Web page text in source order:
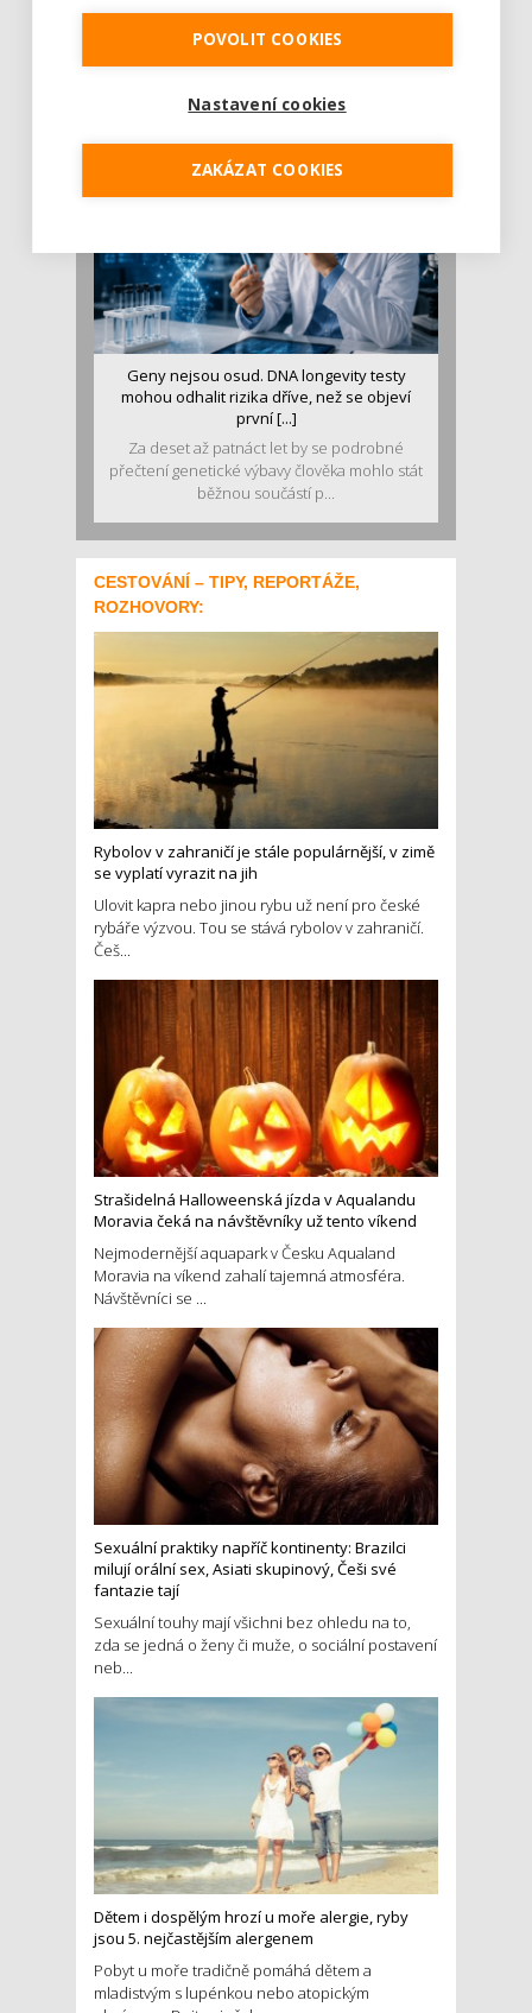
Je jen pro sportovce, přiberu po něm a ve
stravě ho mám dostatek. Znáte nejčastějš [...]
Pojem protein již nějakou dobu rezonuje
se o ně...
Geny nejsou osud. DNA longevity testy
mohou odhalit rizika dříve, než se objeví
první [...]
Za deset až patnáct let by se podrobné
přečtení genetické výbavy člověka mohlo stát
běžnou součástí p...
CESTOVÁNÍ – TIPY, REPORTÁŽE,
ROZHOVORY:
Rybolov v zahraničí je stále populárnější, v zimě
se vyplatí vyrazit na jih
Ulovit kapra nebo jinou rybu už není pro české
rybáře výzvou. Tou se stává rybolov v zahraničí.
Češ...
Strašidelná Halloweenská jízda v Aqualandu
Moravia čeká na návštěvníky už tento víkend
Nejmodernější aquapark v Česku Aqualand
Moravia na víkend zahalí tajemná atmosféra.
Návštěvníci se ...
Sexuální praktiky napříč kontinenty: Brazilci
milují orální sex, Asiati skupinový, Češi své
fantazie tají
Sexuální touhy mají všichni bez ohledu na to,
zda se jedná o ženy či muže, o sociální postavení
neb...
Dětem i dospělým hrozí u moře alergie, ryby
jsou 5. nejčastějším alergenem
Pobyt u moře tradičně pomáhá dětem a
mladistvým s lupénkou nebo atopickým
POVOLIT COOKIES
Nastavení cookies
ZAKÁZAT COOKIES